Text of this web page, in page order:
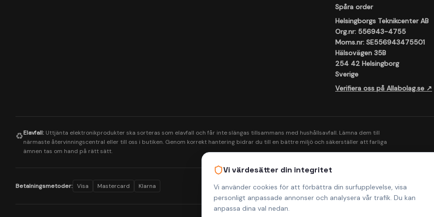
Vi värdesätter din integritet
Vi använder cookies för att förbättra din surfupplevelse, visa
personligt anpassade annonser och analysera vår trafik. Du kan
anpassa dina val nedan.
Spåra order
Helsingborgs Teknikcenter AB
Org.nr: 556943-4755
Moms.nr: SE556943475501
Hälsovägen 35B
254 42 Helsingborg
Sverige
Verifiera oss på Allabolag.se ↗
♻️Elavfall: Uttjänta elektronikprodukter ska sorteras som elavfall och får inte slängas tillsammans med hushållsavfall. Lämna dem till
närmaste återvinningscentral eller till oss i butiken. Genom korrekt hantering bidrar du till en bättre miljö och säkerställer att farliga
ämnen tas om hand på rätt sätt.
Betalningsmetoder: Visa Mastercard Klarna